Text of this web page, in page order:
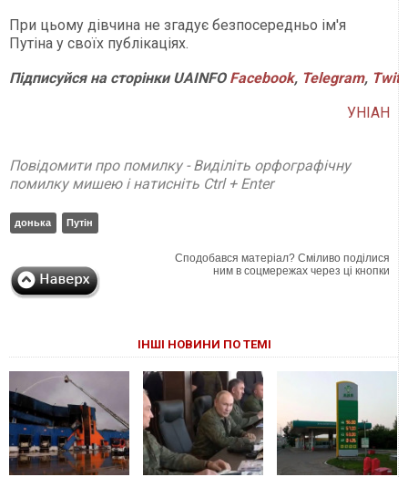
При цьому дівчина не згадує безпосередньо ім'я
Путіна у своїх публікаціях.
Підписуйся на сторінки UAINFO Facebook, Telegram,
УНІАН
Повідомити про помилку - Виділіть орфографічну
помилку мишею і натисніть Ctrl + Enter
донька Путін
Сподобався матеріал? Сміливо поділися
ним в соцмережах через ці кнопки
ІНШІ НОВИНИ ПО ТЕМІ